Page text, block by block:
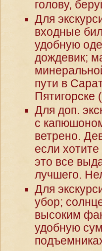
голову,
Для
входные
удобную
дождевик;
пути в
Пятигорске
Для доп.
с
ветрено.
если
это все
лучшего.
Для
убор;
высоким
удобную